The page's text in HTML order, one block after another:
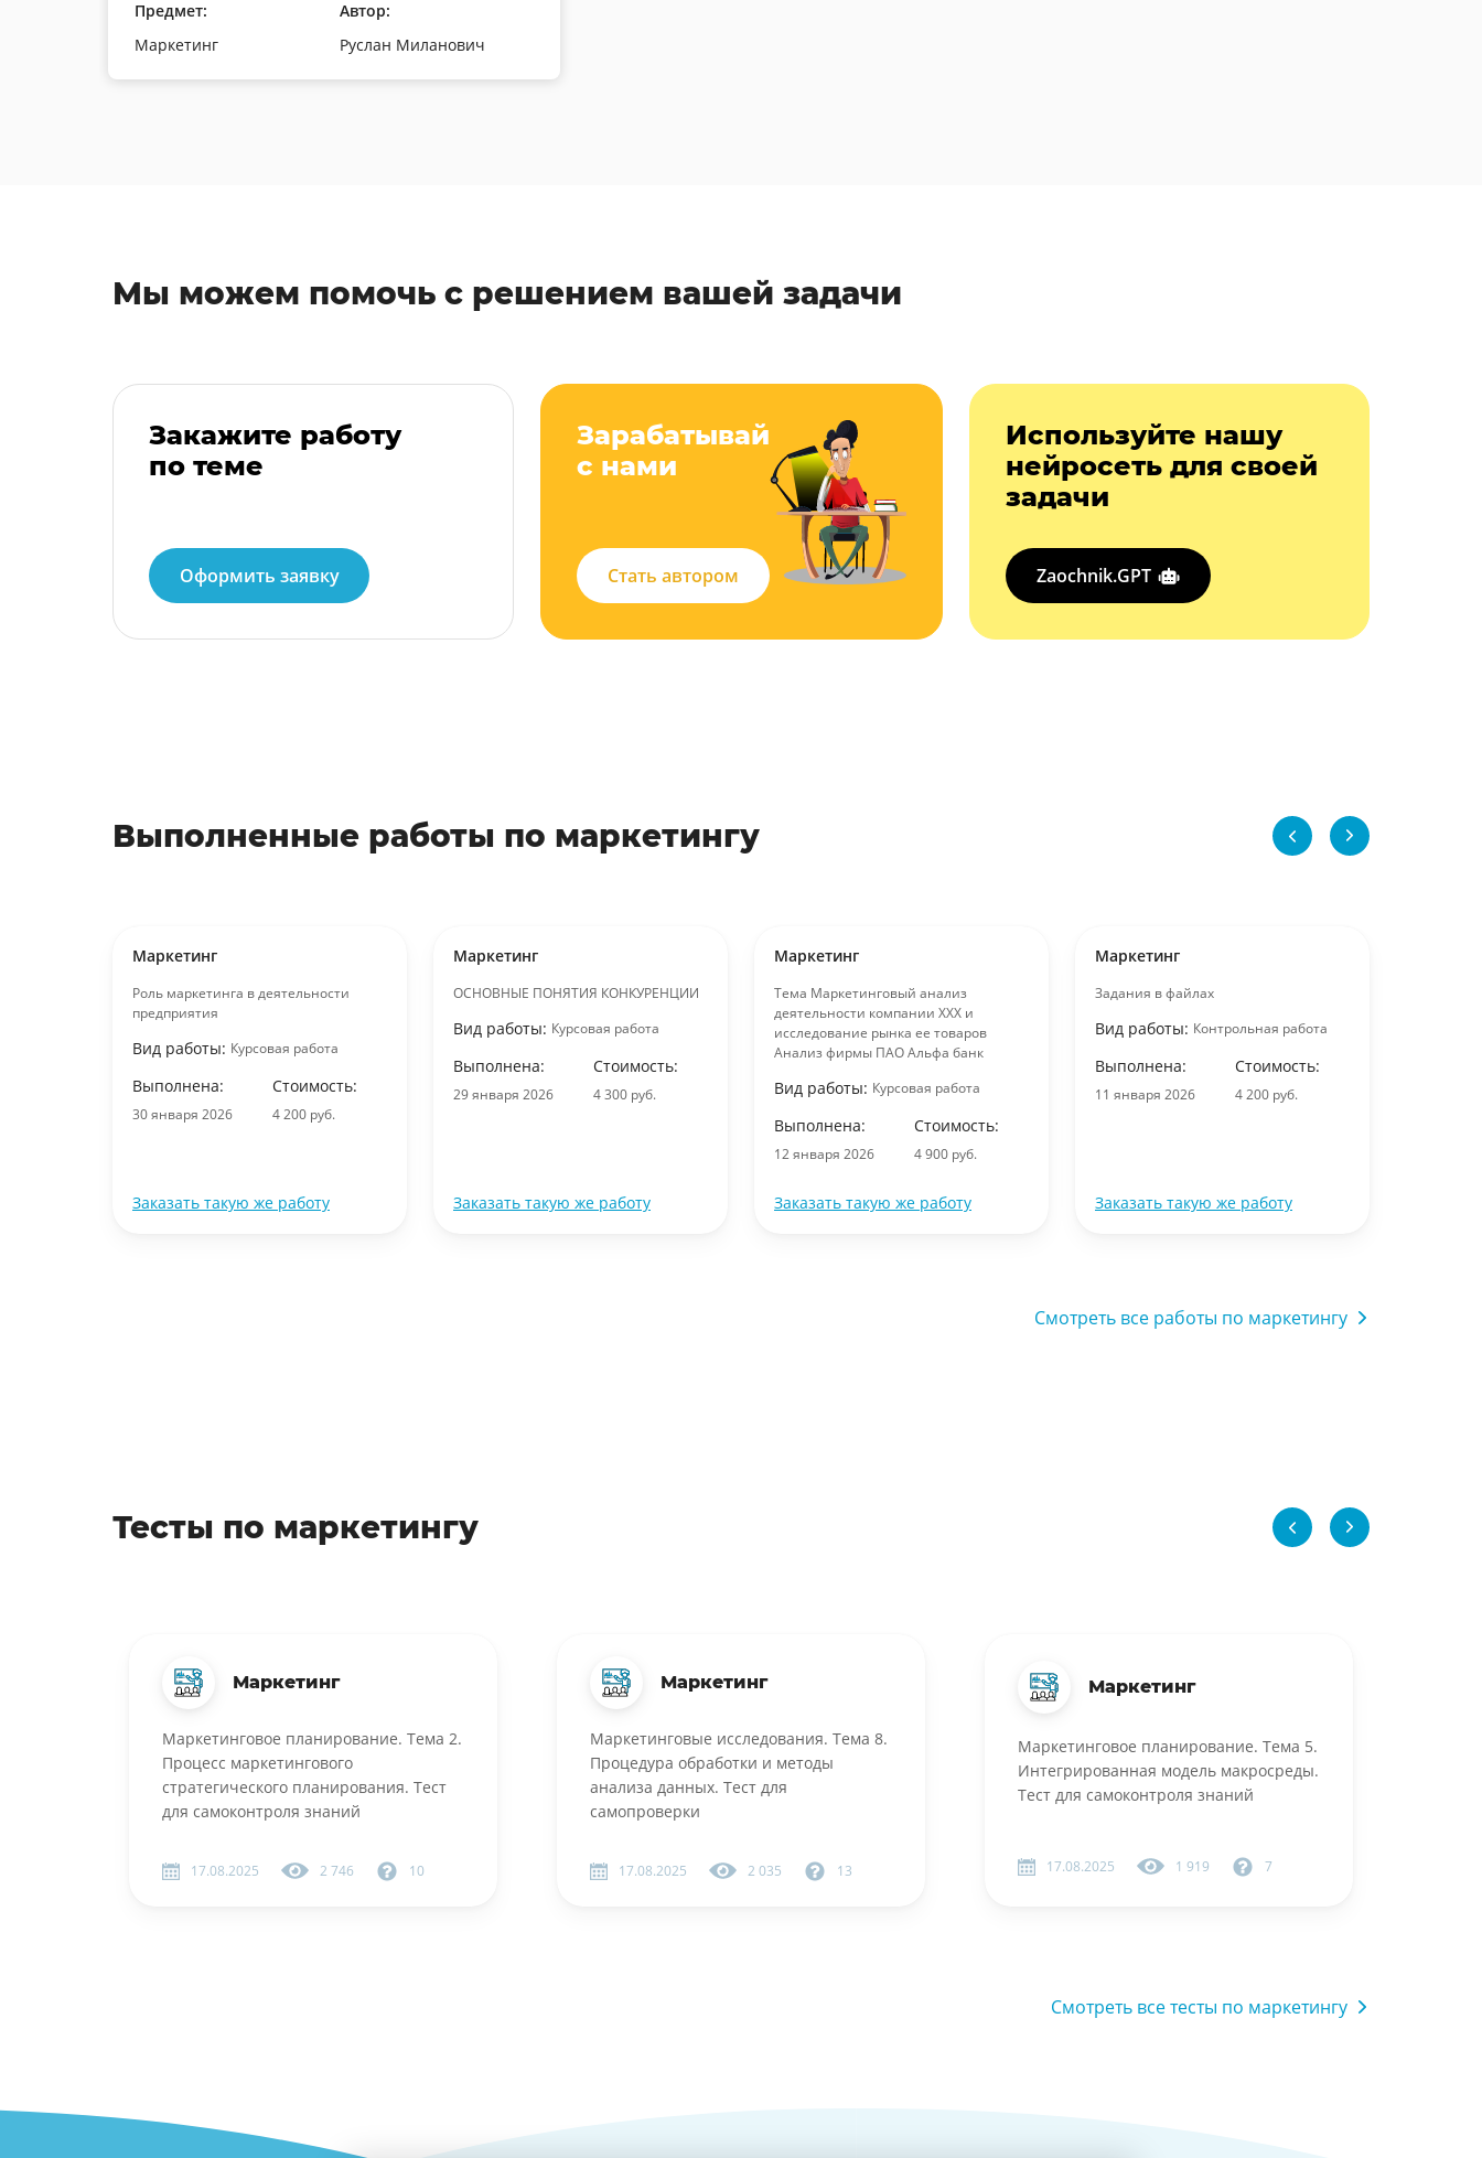
Предмет:
Маркетинг
Автор:
Руслан Миланович
Мы можем помочь с решением вашей задачи
Закажите работу
по теме
Оформить заявку
Зарабатывай
с нами
Стать автором
Используйте нашу
нейросеть для своей
задачи
Zaochnik.GPT
Выполненные работы по маркетингу
Маркетинг
Роль маркетинга в деятельности
предприятия
Вид работы: Курсовая работа
Выполнена:
30 января 2026
Стоимость:
4 200 руб.
Заказать такую же работу
Маркетинг
ОСНОВНЫЕ ПОНЯТИЯ КОНКУРЕНЦИИ
Вид работы: Курсовая работа
Выполнена:
29 января 2026
Стоимость:
4 300 руб.
Заказать такую же работу
Маркетинг
Тема Маркетинговый анализ
деятельности компании ХХХ и
исследование рынка ее товаров
Анализ фирмы ПАО Альфа банк
Вид работы: Курсовая работа
Выполнена:
12 января 2026
Стоимость:
4 900 руб.
Заказать такую же работу
Маркетинг
Задания в файлах
Вид работы: Контрольная работа
Выполнена:
11 января 2026
Стоимость:
4 200 руб.
Заказать такую же работу
Смотреть все работы по маркетингу
Тесты по маркетингу
Маркетинг
Маркетинговое планирование. Тема 2.
Процесс маркетингового
стратегического планирования. Тест
для самоконтроля знаний
17.08.2025 2 746 10
Маркетинг
Маркетинговые исследования. Тема 8.
Процедура обработки и методы
анализа данных. Тест для
самопроверки
17.08.2025 2 035 13
Маркетинг
Маркетинговое планирование. Тема 5.
Интегрированная модель макросреды.
Тест для самоконтроля знаний
17.08.2025 1 919 7
Смотреть все тесты по маркетингу